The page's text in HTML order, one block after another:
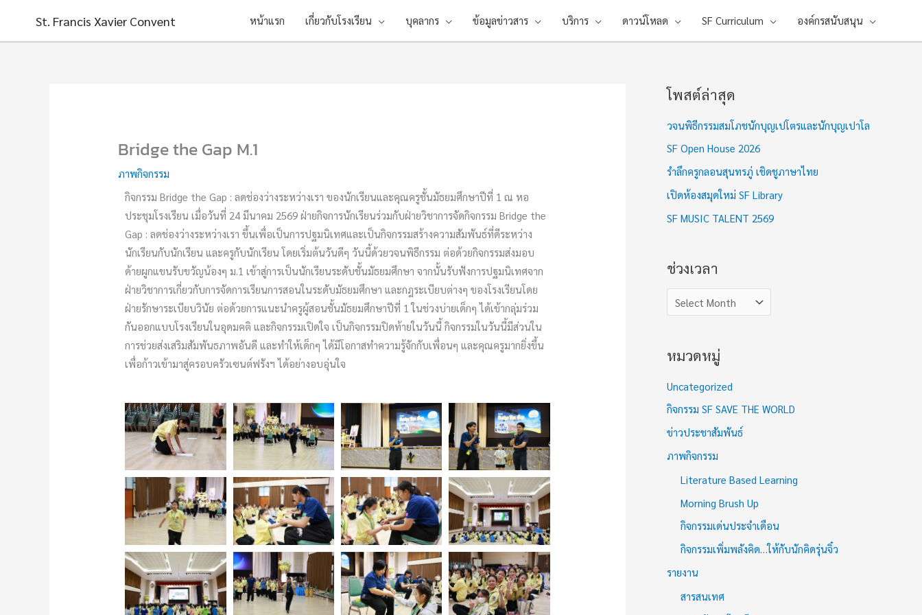
content
St. Francis Xavier Convent หน้าแรก เกี่ยวกับโรงเรียน บุคลากร ข้อมูลข่าวสาร บริการ ดาวน์โหลด SF Curriculum องค์กรสนับสนุน
Bridge the Gap M.1
ภาพกิจกรรม
กิจกรรม Bridge the Gap : ลดช่องว่างระหว่างเรา ของนักเรียนและคุณครูชั้นมัธยมศึกษาปีที่ 1 ณ หอ
ประชุมโรงเรียน เมื่อวันที่ 24 มีนาคม 2569 ฝ่ายกิจการนักเรียนร่วมกับฝ่ายวิชาการจัดกิจกรรม Bridge the
Gap : ลดช่องว่างระหว่างเรา ขึ้นเพื่อเป็นการปฐมนิเทศและเป็นกิจกรรมสร้างความสัมพันธ์ที่ดีระหว่าง
นักเรียนกับนักเรียน และครูกับนักเรียน โดยเริ่มต้นวันดีๆ วันนี้ด้วยวจนพิธีกรรม ต่อด้วยกิจกรรมส่งมอบ
ด้ายผูกแขนรับขวัญน้องๆ ม.1 เข้าสู่การเป็นนักเรียนระดับชั้นมัธยมศึกษา จากนั้นรับฟังการปฐมนิเทศจาก
ฝ่ายวิชาการเกี่ยวกับการจัดการเรียนการสอนในระดับมัธยมศึกษา และกฎระเบียบต่างๆ ของโรงเรียนโดย
ฝ่ายรักษาระเบียบวินัย ต่อด้วยการแนะนำครูผู้สอนชั้นมัธยมศึกษาปีที่ 1 ในช่วงบ่ายเด็กๆ ได้เข้ากลุ่มร่วม
กันออกแบบโรงเรียนในอุดมคติ และกิจกรรมเปิดใจ เป็นกิจกรรมปิดท้ายในวันนี้ กิจกรรมในวันนี้มีส่วนใน
การช่วยส่งเสริมสัมพันธภาพอันดี และทำให้เด็กๆ ได้มีโอกาสทำความรู้จักกับเพื่อนๆ และคุณครูมากยิ่งขึ้น
เพื่อก้าวเข้ามาสู่ครอบครัวเซนต์ฟรังฯ ได้อย่างอบอุ่นใจ
โพสต์ล่าสุด
วจนพิธีกรรมสมโภชนักบุญเปโตรและนักบุญเปาโล
SF Open House 2026
รำลึกครูกลอนสุนทรภู่ เชิดชูภาษาไทย
เปิดห้องสมุดใหม่ SF Library
SF MUSIC TALENT 2569
ช่วงเวลา
ช่
ง
เ
ว
ล
า
หมวดหมู่
Uncategorized
กิจกรรม SF SAVE THE WORLD
ข่าวประชาสัมพันธ์
ภาพกิจกรรม
Literature Based Learning
Morning Brush Up
กิจกรรมเด่นประจำเดือน
กิจกรรมเพิ่มพลังคิด…ให้กับนักคิดรุ่นจิ๋ว
รายงาน
สารสนเทศ